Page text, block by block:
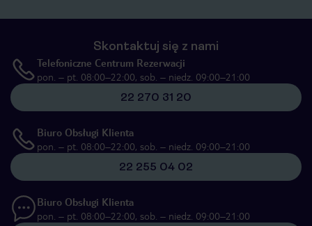
Skontaktuj się z nami
Telefoniczne Centrum Rezerwacji
pon. – pt. 08:00–22:00, sob. – niedz. 09:00–21:00
22 270 31 20
Biuro Obsługi Klienta
pon. – pt. 08:00–22:00, sob. – niedz. 09:00–21:00
22 255 04 02
Biuro Obsługi Klienta
pon. – pt. 08:00–22:00, sob. – niedz. 09:00–21:00